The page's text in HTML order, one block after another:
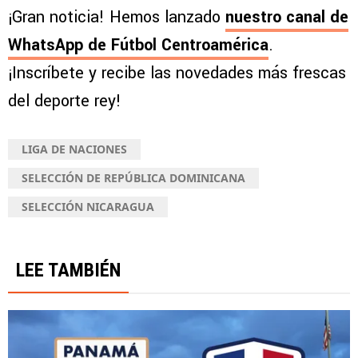
¡Gran noticia! Hemos lanzado nuestro canal de
WhatsApp de Fútbol Centroamérica.
¡Inscríbete y recibe las novedades más frescas
del deporte rey!
LIGA DE NACIONES
SELECCIÓN DE REPÚBLICA DOMINICANA
SELECCIÓN NICARAGUA
LEE TAMBIÉN